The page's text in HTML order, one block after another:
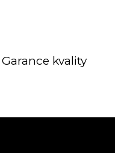
Garance kvality